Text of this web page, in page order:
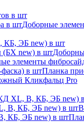
в шт
в штДоборные
КБ, ЭБ new) в шт
(БХ new) в шт
элементы
фаска) в штПланка
Кликфальц Pro
XL, В, КБ, ЭБ new)
В, КБ, ЭБ new) в шт
КБ, ЭБ new) в шт